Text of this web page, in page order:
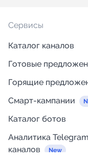
Сервисы
Каталог каналов
Готовые
Горящие
Смарт-кампании
Каталог ботов
Аналитика
каналов